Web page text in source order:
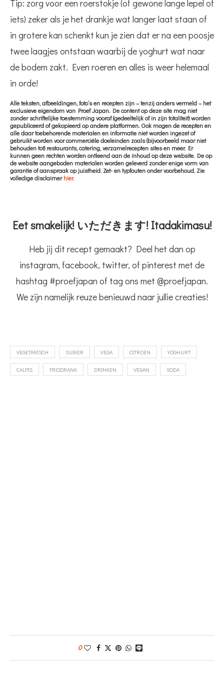
Tip: zorg voor een roerstokje (of gewone lange lepel of
iets) zeker als je het drankje wat langer laat staan of
in grotere kan schenkt kun je zien dat er na een poosje
twee laagjes ontstaan waarbij de yoghurt wat naar
de bodem zakt. Even roeren en alles is weer helemaal
in orde!
Alle teksten, afbeeldingen, foto’s en recepten zijn – tenzij anders vermeld – het
exclusieve eigendom van Proef Japan. De content op deze site mag niet
zonder schriftelijke toestemming vooraf (gedeeltelijk of in zijn totaliteit) worden
gepubliceerd of gekopieerd op andere platformen. Ook mogen de recepten en
alle daar toebehorende materialen en informatie niet worden ingezet of
gebruikt worden voor commerciële doeleinden zoals (bijvoorbeeld maar niet
behouden tot) restaurants, catering, verzamelrecepten sites en meer. Er
kunnen geen rechten worden ontleend aan de inhoud op deze website. De op
de website aangeboden materialen worden geleverd zonder enige vorm van
garantie of aanspraak op juistheid. Zet- en typfouten onder voorbehoud. Zie
volledige disclaimerhier.
Eet smakelijk! いただきます! Itadakimasu!
Heb jij dit recept gemaakt? Deel het dan op
instagram, facebook, twitter, of pinterest met de
hashtag #proefjapan of tag ons met @proefjapan.
We zijn namelijk reuze benieuwd naar jullie creaties!
VEGETARISCH SUIKER VEGA CITROEN YOGHURT
CALPIS FRISDRANK DRINKEN VEGAN SODA
0